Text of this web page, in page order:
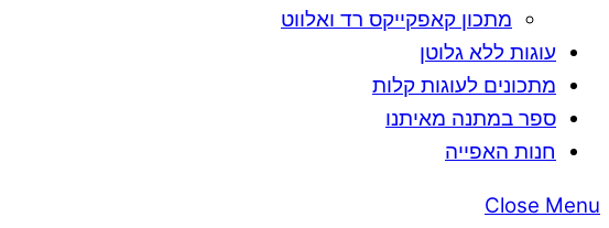
מתכון קאפקייקס רד ואלווט
עוגות ללא גלוטן
מתכונים לעוגות קלות
ספר במתנה מאיתנו
חנות האפייה
Close Menu